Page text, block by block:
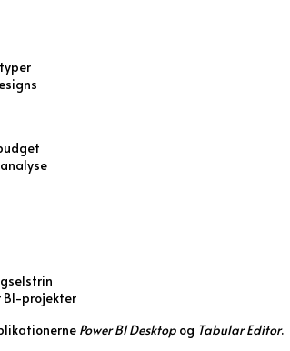
BI-projekter
Power BI Desktop og Tabular Editor.